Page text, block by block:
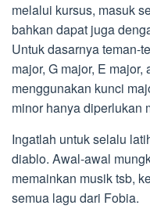
melalui kursus, masuk
bahkan dapat juga
Untuk dasarnya teman-
major, G major, E
menggunakan kunci
minor hanya diperlukan
Ingatlah untuk selalu
diablo. Awal-awal
memainkan musik tsb,
semua lagu dari Fobia.